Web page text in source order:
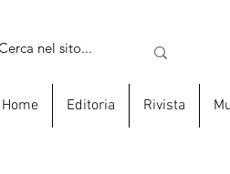
Home Editoria Rivista